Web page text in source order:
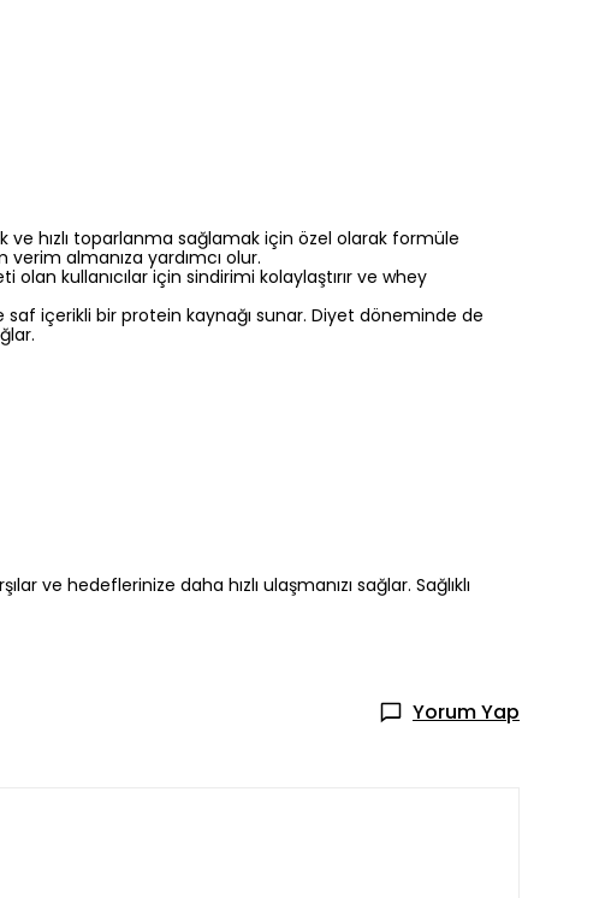
ve hızlı toparlanma sağlamak için özel olarak formüle
almanıza yardımcı olur.
kullanıcılar için sindirimi kolaylaştırır ve whey
içerikli bir protein kaynağı sunar. Diyet döneminde de
ve hedeflerinize daha hızlı ulaşmanızı sağlar. Sağlıklı
Yorum Yap